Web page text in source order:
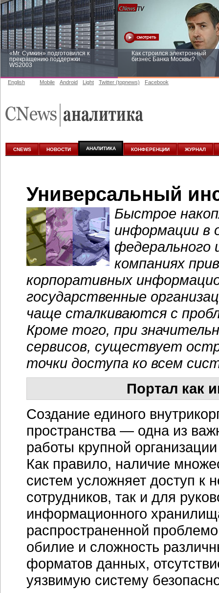
«Mr. Сумкин» подготовился к
прекращению поддержки
WS2003
Как строился электронный
бизнес Банка Москвы?
аналитике
English Mobile Android Light Twitter (topnews) Facebook
CNEWS НОВОСТИ АНАЛИТИКА КОНФЕРЕНЦИИ ЖУРНАЛ
Универсальный
Быстрое
информации в
федерального
компаниях
корпоративных
государственные
чаще сталкиваются с
Кроме того, при
сервисов, существует
точки доступа ко всем
Портал как
Создание единого
пространства — одна из
работы крупной
Как правило, наличие
систем усложняет доступ к
сотрудников, так и для
информационного
распространенной
обилие и сложность
форматов данных,
уязвимую систему